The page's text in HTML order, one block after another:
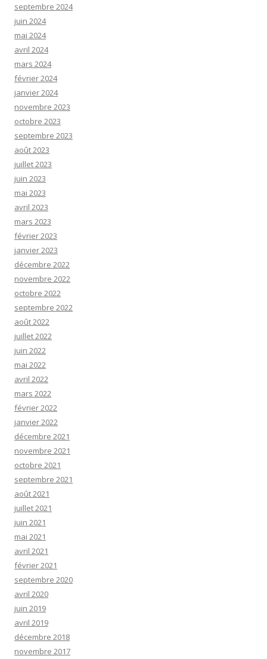
septembre 2024
juin 2024
mai 2024
avril 2024
mars 2024
février 2024
janvier 2024
novembre 2023
octobre 2023
septembre 2023
août 2023
juillet 2023
juin 2023
mai 2023
avril 2023
mars 2023
février 2023
janvier 2023
décembre 2022
novembre 2022
octobre 2022
septembre 2022
août 2022
juillet 2022
juin 2022
mai 2022
avril 2022
mars 2022
février 2022
janvier 2022
décembre 2021
novembre 2021
octobre 2021
septembre 2021
août 2021
juillet 2021
juin 2021
mai 2021
avril 2021
février 2021
septembre 2020
avril 2020
juin 2019
avril 2019
décembre 2018
novembre 2017